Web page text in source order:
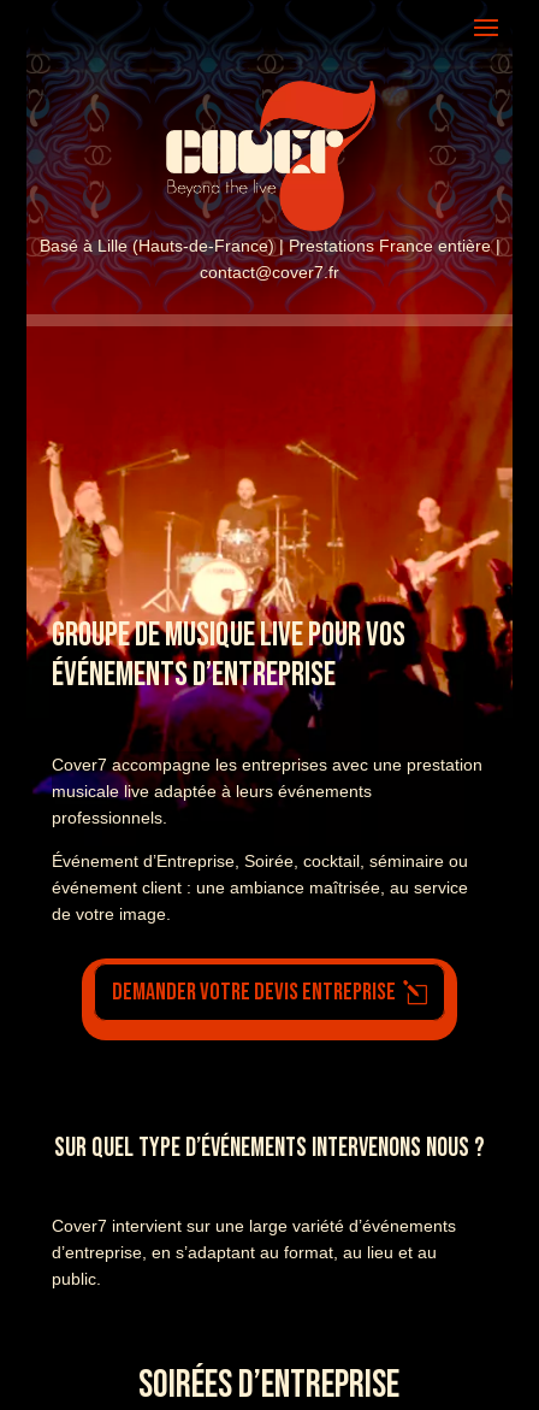
Basé à Lille (Hauts-de-France) | Prestations France entière |
contact@cover7.fr
GROUPE DE MUSIQUE LIVE POUR VOS
ÉVÉNEMENTS D’ENTREPRISE
Cover7 accompagne les entreprises avec une prestation
musicale live adaptée à leurs événements
professionnels.
Événement d’Entreprise, Soirée, cocktail, séminaire ou
événement client : une ambiance maîtrisée, au service
de votre image.
Demander votre devis entreprise
SUR QUEL TYPE D’ÉVÉNEMENTS INTERVENONS NOUS ?
Cover7 intervient sur une large variété d’événements
d’entreprise, en s’adaptant au format, au lieu et au
public.
SOIRÉES D’ENTREPRISE
ASSISTANT COVER7
En ligne · Réponse instantanée